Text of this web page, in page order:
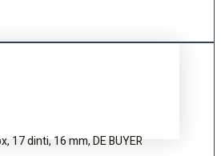
17 dinti, 16 mm, DE BUYER